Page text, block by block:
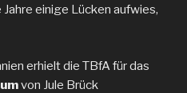
einige Lücken aufwies,
erhielt die TBfA für das
von Jule Brück